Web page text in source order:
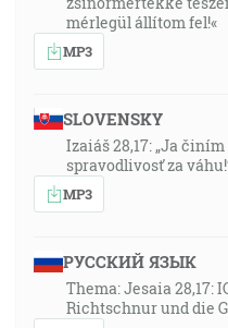
mérlegül állítom fel!«
MP3
SLOVENSKY
Izaiáš 28,17: „Ja
spravodlivosť za
MP3
РУССКИЙ ЯЗЫК
Thema: Jesaia 28,17:
Richtschnur und die